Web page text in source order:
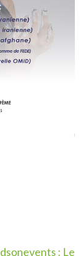
: Le